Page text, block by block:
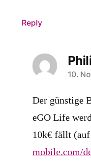
Reply
says:
10.
Der günstige
eGO Life
10k€ fällt
mobile.com/